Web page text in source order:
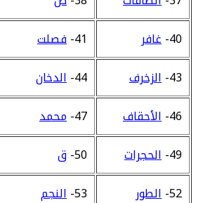
40- غافر 41- فصلت
43- الزخرف 44- الدخان
46- الأحقاف 47- محمد
49- الحجرات 50- ق
52- الطور 53- النجم